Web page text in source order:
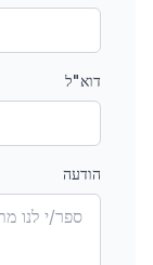
דוא"ל
הודעה